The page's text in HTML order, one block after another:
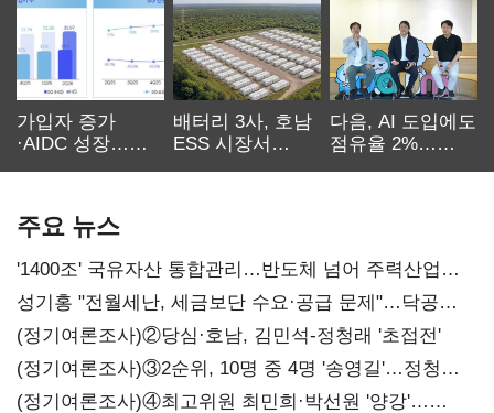
가입자 증가
·AIDC 성장…
배터리 3사, 호남
ESS 시장서
다음, AI 도입에도
점유율 2%…
주요 뉴스
'1400조' 국유자산 통합관리…반도체 넘어 주력산업
구조혁신
성기홍 "전월세난, 세금보단 수요·공급 문제"…닥공
시사
(정기여론조사)②당심·호남, 김민석-정청래 '초접전'
(정기여론조사)③2순위, 10명 중 4명 '송영길'…정청래
'한 자릿수'
(정기여론조사)④최고위원 최민희·박선원 '양강'…